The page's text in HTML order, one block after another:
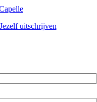
Jezelf uitschrijven